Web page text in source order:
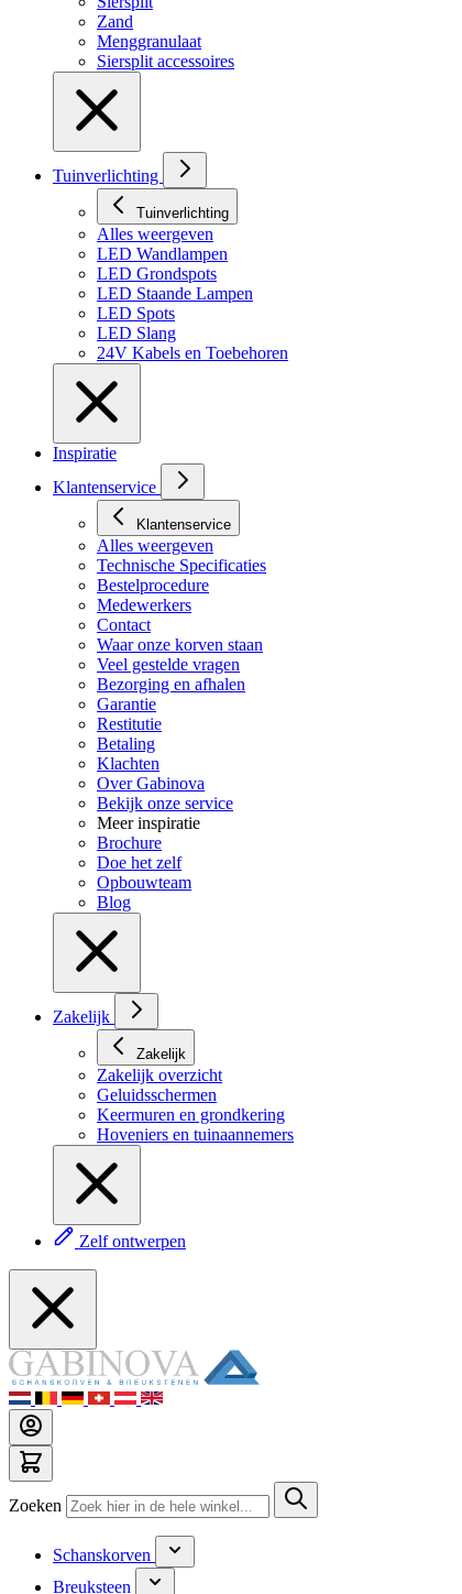
Zand
Menggranulaat
Siersplit accessoires
Tuinverlichting
Tuinverlichting
Alles weergeven
LED Wandlampen
LED Grondspots
LED Staande Lampen
LED Spots
LED Slang
24V Kabels en Toebehoren
Inspiratie
Klantenservice
Klantenservice
Alles weergeven
Technische Specificaties
Bestelprocedure
Medewerkers
Contact
Waar onze korven staan
Veel gestelde vragen
Bezorging en afhalen
Garantie
Restitutie
Betaling
Klachten
Over Gabinova
Bekijk onze service
Meer inspiratie
Brochure
Doe het zelf
Opbouwteam
Blog
Zakelijk
Zakelijk
Zakelijk overzicht
Geluidsschermen
Keermuren en grondkering
Hoveniers en tuinaannemers
Zelf ontwerpen
Zoeken
Schanskorven
Breuksteen